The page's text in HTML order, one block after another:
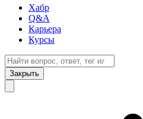
Хабр
Q&A
Карьера
Курсы
Закрыть